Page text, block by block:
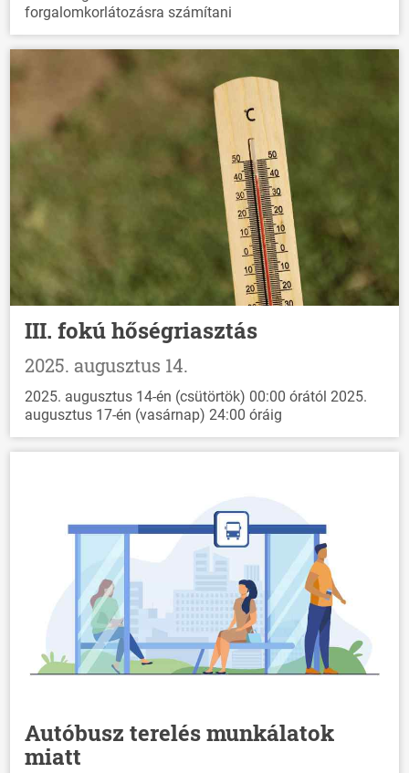
forgalomkorlátozásra számítani
III. fokú hőségriasztás
2025. augusztus 14.
2025. augusztus 14-én (csütörtök) 00:00 órától 2025.
augusztus 17-én (vasárnap) 24:00 óráig
Autóbusz terelés munkálatok
miatt